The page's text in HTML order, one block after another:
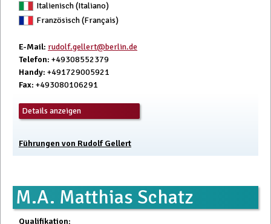
Italienisch (Italiano)
Französisch (Français)
E-Mail: rudolf.gellert@berlin.de
Telefon: +49308552379
Handy: +491729005921
Fax: +493080106291
Details anzeigen
Führungen von Rudolf Gellert
M.A. Matthias Schatz
Qualifikation: